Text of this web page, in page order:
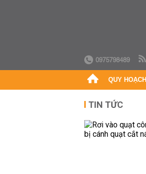
0975798489
QUY HOẠCH
TIN TỨC